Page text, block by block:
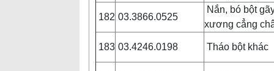
182 03.3866.0525
Nắn, bó bột
xương cẳng
183 03.4246.0198 Tháo bột khác